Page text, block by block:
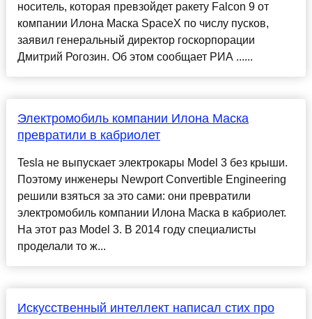
носитель, которая превзойдет ракету Falcon 9 от
компании Илона Маска SpaceX по числу пусков,
заявил генеральный директор госкорпорации
Дмитрий Рогозин. Об этом сообщает РИА ......
Электромобиль компании Илона Маска
превратили в кабриолет
Tesla не выпускает электрокары Model 3 без крыши.
Поэтому инженеры Newport Convertible Engineering
решили взяться за это сами: они превратили
электромобиль компании Илона Маска в кабриолет.
На этот раз Model 3. В 2014 году специалисты
проделали то ж...
Искусственный интеллект написал стих про